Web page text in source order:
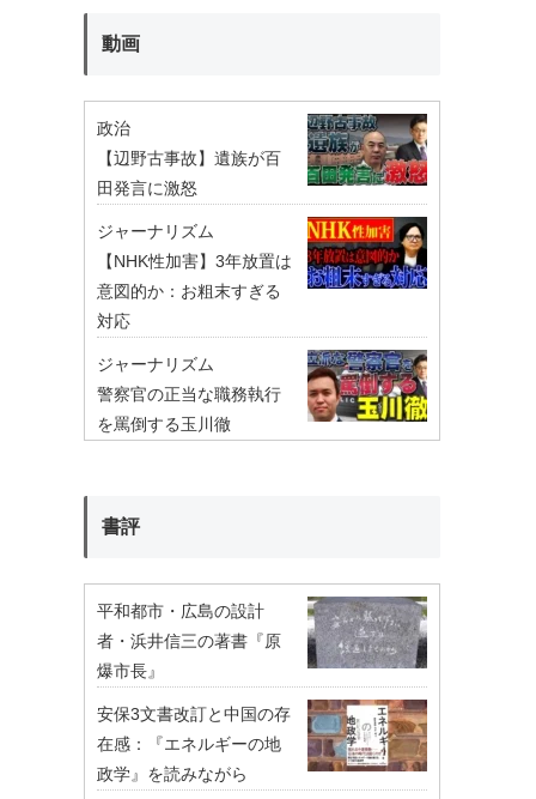
動画
政治
【辺野古事故】遺族が百
田発言に激怒
ジャーナリズム
【NHK性加害】3年放置は
意図的か：お粗末すぎる
対応
ジャーナリズム
警察官の正当な職務執行
を罵倒する玉川徹
書評
平和都市・広島の設計
者・浜井信三の著書『原
爆市長』
安保3文書改訂と中国の存
在感：『エネルギーの地
政学』を読みながら